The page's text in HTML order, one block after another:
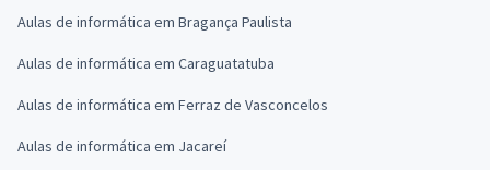
Aulas de informática em Bragança Paulista
Aulas de informática em Caraguatatuba
Aulas de informática em Ferraz de Vasconcelos
Aulas de informática em Jacareí